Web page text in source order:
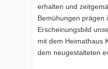
erhalten und
Bemühungen prägen
Erscheinungsbild
mit dem Heimathaus
dem neugestalteten